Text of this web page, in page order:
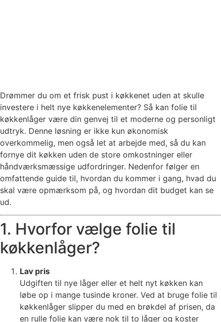
Drømmer du om et frisk pust i køkkenet uden at skulle
investere i helt nye køkkenelementer? Så kan folie til
køkkenlåger være din genvej til et moderne og personligt
udtryk. Denne løsning er ikke kun økonomisk
overkommelig, men også let at arbejde med, så du kan
fornye dit køkken uden de store omkostninger eller
håndværksmæssige udfordringer. Nedenfor følger en
omfattende guide til, hvordan du kommer i gang, hvad du
skal være opmærksom på, og hvordan dit budget kan se
ud.
1. Hvorfor vælge folie til
køkkenlåger?
Lav pris
Udgiften til nye låger eller et helt nyt køkken kan
løbe op i mange tusinde kroner. Ved at bruge folie til
køkkenlåger slipper du med en brøkdel af prisen, da
en rulle folie kan være nok til to låger og koster